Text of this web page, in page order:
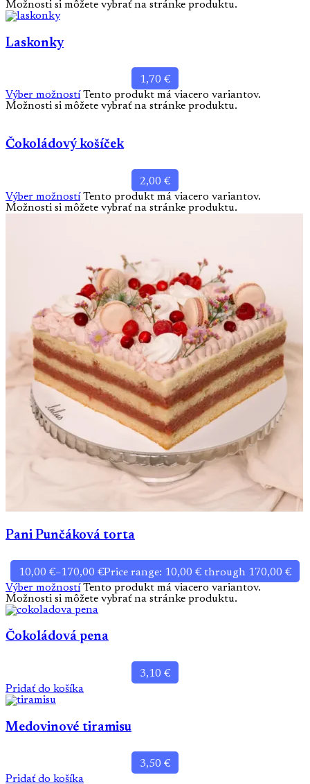
Možnosti si môžete vybrať na stránke produktu.
Laskonky
1,70 €
Výber možností Tento produkt má viacero variantov.
Možnosti si môžete vybrať na stránke produktu.
Čokoládový košíček
2,00 €
Výber možností Tento produkt má viacero variantov.
Možnosti si môžete vybrať na stránke produktu.
Pani Punčáková torta
10,00 €–170,00 €Price range: 10,00 € through 170,00 €
Výber možností Tento produkt má viacero variantov.
Možnosti si môžete vybrať na stránke produktu.
Čokoládová pena
3,10 €
Pridať do košíka
Medovinové tiramisu
3,50 €
Pridať do košíka